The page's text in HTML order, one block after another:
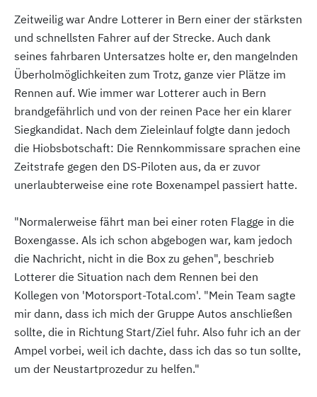
Zeitweilig war Andre Lotterer in Bern einer der stärksten
und schnellsten Fahrer auf der Strecke. Auch dank
seines fahrbaren Untersatzes holte er, den mangelnden
Überholmöglichkeiten zum Trotz, ganze vier Plätze im
Rennen auf. Wie immer war Lotterer auch in Bern
brandgefährlich und von der reinen Pace her ein klarer
Siegkandidat. Nach dem Zieleinlauf folgte dann jedoch
die Hiobsbotschaft: Die Rennkommissare sprachen eine
Zeitstrafe gegen den DS-Piloten aus, da er zuvor
unerlaubterweise eine rote Boxenampel passiert hatte.
"Normalerweise fährt man bei einer roten Flagge in die
Boxengasse. Als ich schon abgebogen war, kam jedoch
die Nachricht, nicht in die Box zu gehen", beschrieb
Lotterer die Situation nach dem Rennen bei den
Kollegen von 'Motorsport-Total.com'. "Mein Team sagte
mir dann, dass ich mich der Gruppe Autos anschließen
sollte, die in Richtung Start/Ziel fuhr. Also fuhr ich an der
Ampel vorbei, weil ich dachte, dass ich das so tun sollte,
um der Neustartprozedur zu helfen."